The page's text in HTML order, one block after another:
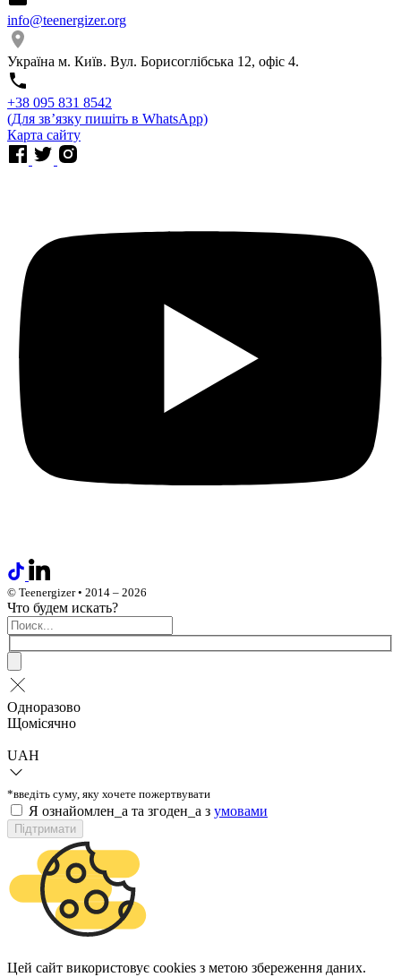
info@teenergizer.org
Україна м. Київ. Вул. Борисоглібська 12, офіс 4.
⁨+38 095 831 8542⁩
(Для звʼязку пишіть в WhatsApp)
Карта сайту
© Teenergizer • 2014 – 2026
Что будем искать?
Одноразово
Щомісячно
UAH
*введіть суму, яку хочете пожертвувати
Я ознайомлен_а та згоден_а з умовами
Підтримати
Цей сайт використовує cookies з метою збереження даних.